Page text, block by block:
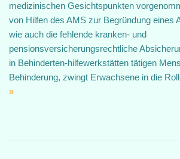
medizinischen Gesichtspunkten
von Hilfen des AMS zur Begründung eines
wie auch die fehlende kranken- und
pensionsversicherungsrechtliche
in Behinderten-hilfewerkstätten tätigen
Behinderung, zwingt Erwachsene in die
»